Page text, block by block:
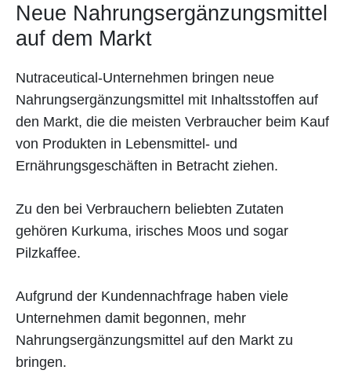
Neue Nahrungsergänzungsmittel
auf dem Markt
Nutraceutical-Unternehmen bringen neue
Nahrungsergänzungsmittel mit Inhaltsstoffen auf
den Markt, die die meisten Verbraucher beim Kauf
von Produkten in Lebensmittel- und
Ernährungsgeschäften in Betracht ziehen.
Zu den bei Verbrauchern beliebten Zutaten
gehören Kurkuma, irisches Moos und sogar
Pilzkaffee.
Aufgrund der Kundennachfrage haben viele
Unternehmen damit begonnen, mehr
Nahrungsergänzungsmittel auf den Markt zu
bringen.